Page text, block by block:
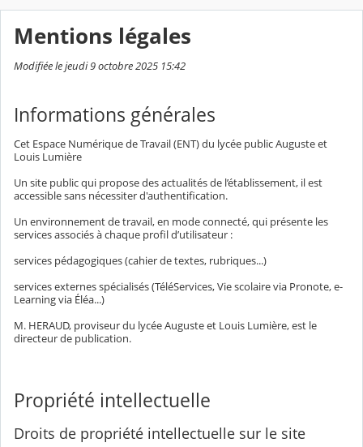
Mentions légales
Modifiée le jeudi 9 octobre 2025 15:42
Informations générales
Cet Espace Numérique de Travail (ENT) du lycée public Auguste et
Louis Lumière
Un site public qui propose des actualités de l’établissement, il est
accessible sans nécessiter d'authentification.
Un environnement de travail, en mode connecté, qui présente les
services associés à chaque profil d’utilisateur :
services pédagogiques (cahier de textes, rubriques...)
services externes spécialisés (TéléServices, Vie scolaire via Pronote, e-
Learning via Éléa...)
M. HERAUD, proviseur du lycée Auguste et Louis Lumière, est le
directeur de publication.
Propriété intellectuelle
Droits de propriété intellectuelle sur le site